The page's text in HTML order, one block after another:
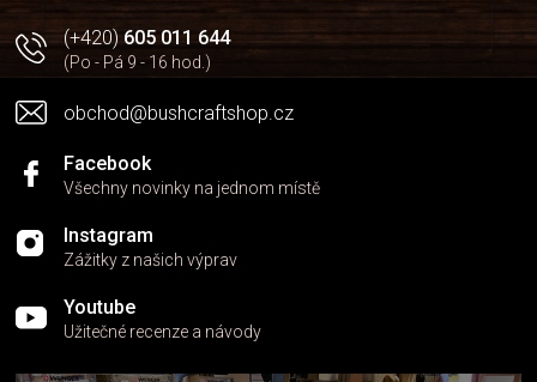
(+420)605 011 644
(Po - Pá 9 - 16 hod.)
obchod@bushcraftshop.cz
Facebook
Všechny novinky na jednom místě
Instagram
Zážitky z našich výprav
Youtube
Užitečné recenze a návody